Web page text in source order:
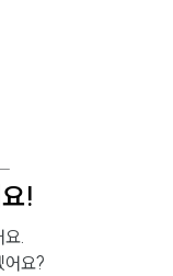
!
요.
어요?